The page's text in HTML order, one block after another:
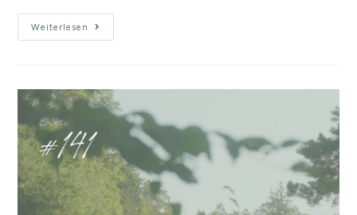
Weiterlesen